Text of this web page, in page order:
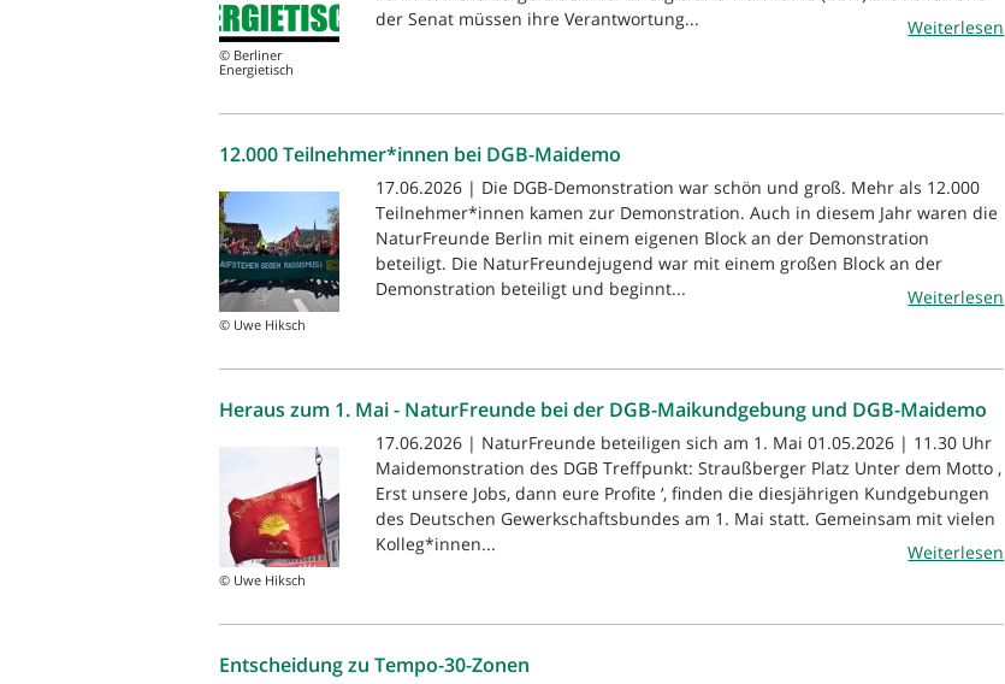
© Berliner
Energietisch
der Senat müssen ihre Verantwortung...
Weiterlesen
12.000 Teilnehmer*innen bei DGB-Maidemo
© Uwe Hiksch
17.06.2026 | Die DGB-Demonstration war schön und groß. Mehr als 12.000
Teilnehmer*innen kamen zur Demonstration. Auch in diesem Jahr waren die
NaturFreunde Berlin mit einem eigenen Block an der Demonstration
beteiligt. Die NaturFreundejugend war mit einem großen Block an der
Demonstration beteiligt und beginnt...
Weiterlesen
Heraus zum 1. Mai - NaturFreunde bei der DGB-Maikundgebung und DGB-Maidemo
© Uwe Hiksch
17.06.2026 | NaturFreunde beteiligen sich am 1. Mai 01.05.2026 | 11.30 Uhr
Maidemonstration des DGB Treffpunkt: Straußberger Platz Unter dem Motto ‚
Erst unsere Jobs, dann eure Profite ‘, finden die diesjährigen Kundgebungen
des Deutschen Gewerkschaftsbundes am 1. Mai statt. Gemeinsam mit vielen
Kolleg*innen...
Weiterlesen
Entscheidung zu Tempo-30-Zonen